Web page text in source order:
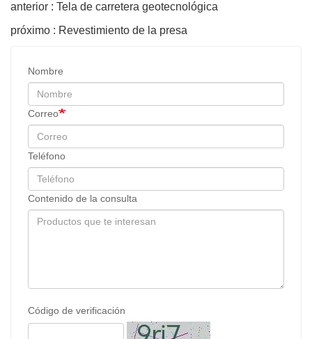
anterior : Tela de carretera geotecnológica
próximo : Revestimiento de la presa
Nombre
Correo
Teléfono
Contenido de la consulta
Código de verificación